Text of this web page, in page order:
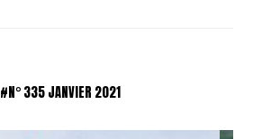
#N° 335 JANVIER 2021